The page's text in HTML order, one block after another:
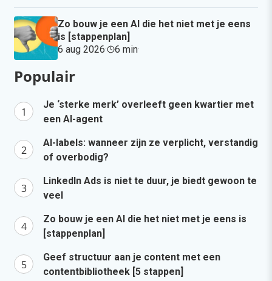
Zo bouw je een AI die het niet met je eens
is [stappenplan]
6 aug 2026· 6 min·
Populair
Je ‘sterke merk’ overleeft geen kwartier met
een AI-agent
AI-labels: wanneer zijn ze verplicht, verstandig
of overbodig?
LinkedIn Ads is niet te duur, je biedt gewoon te
veel
Zo bouw je een AI die het niet met je eens is
[stappenplan]
Geef structuur aan je content met een
contentbibliotheek [5 stappen]